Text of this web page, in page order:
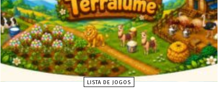
LISTA DE JOGOS